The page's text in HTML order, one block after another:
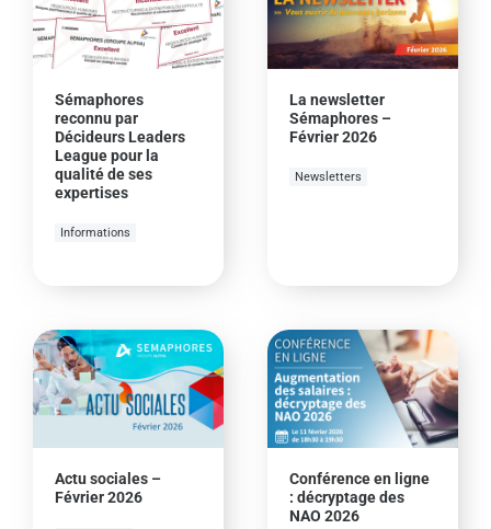
Sémaphores
reconnu par
Décideurs Leaders
League pour la
qualité de ses
expertises
Informations
La newsletter
Sémaphores –
Février 2026
Newsletters
Actu sociales –
Février 2026
Conférence en ligne
: décryptage des
NAO 2026